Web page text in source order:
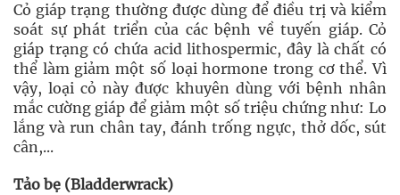
Cỏ giáp trạng thường được dùng để điều trị và kiểm
soát sự phát triển của các bệnh về tuyến giáp. Cỏ
giáp trạng có chứa acid lithospermic, đây là chất có
thể làm giảm một số loại hormone trong cơ thể. Vì
vậy, loại cỏ này được khuyên dùng với bệnh nhân
mắc cường giáp để giảm một số triệu chứng như: Lo
lắng và run chân tay, đánh trống ngực, thở dốc, sút
cân,...
Tảo bẹ (Bladderwrack)